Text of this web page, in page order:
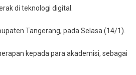
di teknologi digital.
Tangerang, pada Selasa (14/1).
kepada para akademisi, sebagai